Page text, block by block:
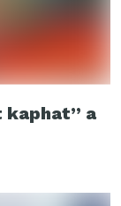
kaphat” a